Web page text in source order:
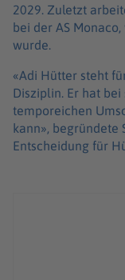
2029. Zuletzt
bei der AS
wurde.
«Adi Hütter steht
Disziplin. Er hat
temporeichen
kann», begründete
Entscheidung für